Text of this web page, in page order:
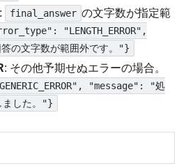
: final_answer の文字数が指定範
"LENGTH_ERROR",
の文字数が範囲外です。"}
: その他予期せぬエラーの場合。
"message": "処
ました。"}